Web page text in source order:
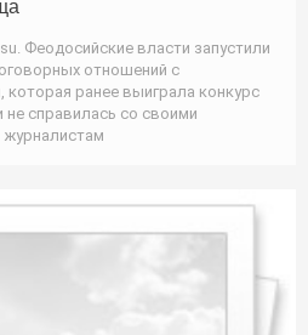
Феодосийские власти запустили
отношений с
которая ранее выиграла конкурс
справилась со своими
журналистам